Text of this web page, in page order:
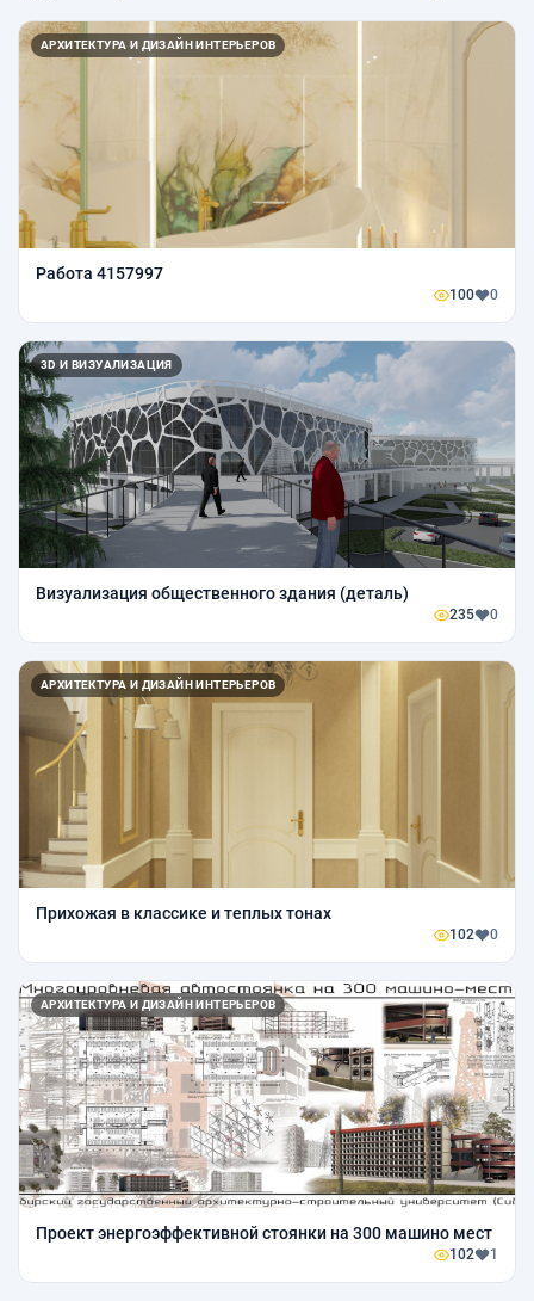
АРХИТЕКТУРА И ДИЗАЙН ИНТЕРЬЕРОВ
Работа 4157997
100 0
3D И ВИЗУАЛИЗАЦИЯ
Визуализация общественного здания (деталь)
235 0
АРХИТЕКТУРА И ДИЗАЙН ИНТЕРЬЕРОВ
Прихожая в классике и теплых тонах
102 0
АРХИТЕКТУРА И ДИЗАЙН ИНТЕРЬЕРОВ
Проект энергоэффективной стоянки на 300 машино мест
102 1